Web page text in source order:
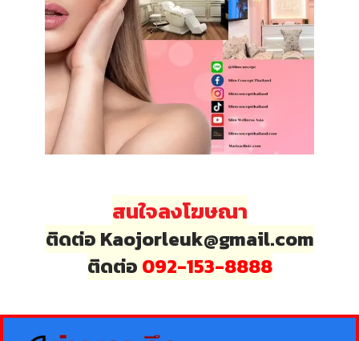
สนใจลงโฆษณา
ติดต่อ Kaojorleuk@gmail.com
ติดต่อ 092-153-8888